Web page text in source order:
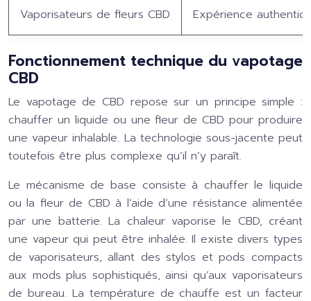
Vaporisateurs de fleurs CBD Expérience
Fonctionnement technique du vapotage
CBD
Le vapotage de CBD repose sur un principe simple :
chauffer un liquide ou une fleur de CBD pour produire
une vapeur inhalable. La technologie sous-jacente peut
toutefois être plus complexe qu’il n’y paraît.
Le mécanisme de base consiste à chauffer le liquide
ou la fleur de CBD à l’aide d’une résistance alimentée
par une batterie. La chaleur vaporise le CBD, créant
une vapeur qui peut être inhalée. Il existe divers types
de vaporisateurs, allant des stylos et pods compacts
aux mods plus sophistiqués, ainsi qu’aux vaporisateurs
de bureau. La température de chauffe est un facteur